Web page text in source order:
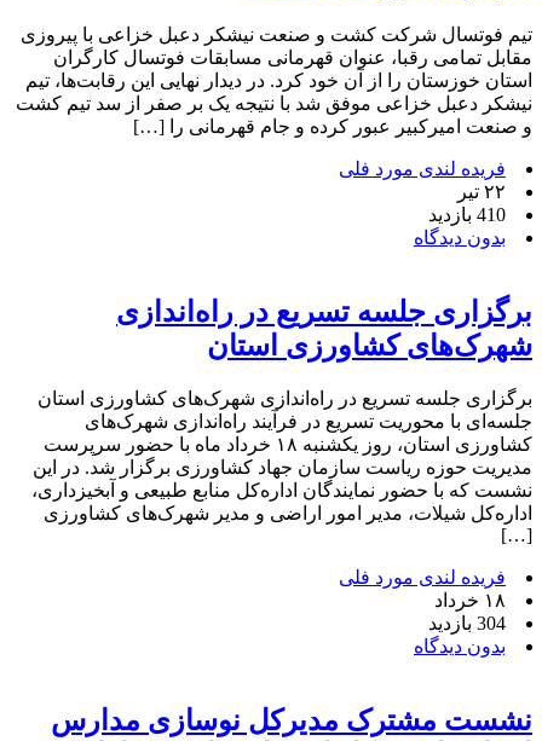
تیم فوتسال شرکت کشت و صنعت نیشکر دعبل خزاعی با پیروزی
مقابل تمامی رقبا، عنوان قهرمانی مسابقات فوتسال کارگران
استان خوزستان را از آن خود کرد. در دیدار نهایی این رقابت‌ها، تیم
نیشکر دعبل خزاعی موفق شد با نتیجه یک بر صفر از سد تیم کشت
و صنعت امیرکبیر عبور کرده و جام قهرمانی را […]
فریده لندی مورد فلی
۲۲ تیر
410 بازدید
بدون دیدگاه
برگزاری جلسه تسریع در راه‌اندازی
شهرک‌های کشاورزی استان
برگزاری جلسه تسریع در راه‌اندازی شهرک‌های کشاورزی استان
جلسه‌ای با محوریت تسریع در فرآیند راه‌اندازی شهرک‌های
کشاورزی استان، روز یکشنبه ۱۸ خرداد ماه با حضور سرپرست
مدیریت حوزه ریاست سازمان جهاد کشاورزی برگزار شد. در این
نشست که با حضور نمایندگان اداره‌کل منابع طبیعی و آبخیزداری،
اداره‌کل شیلات، مدیر امور اراضی و مدیر شهرک‌های کشاورزی
[…]
فریده لندی مورد فلی
۱۸ خرداد
304 بازدید
بدون دیدگاه
نشست مشترک مدیرکل نوسازی مدارس